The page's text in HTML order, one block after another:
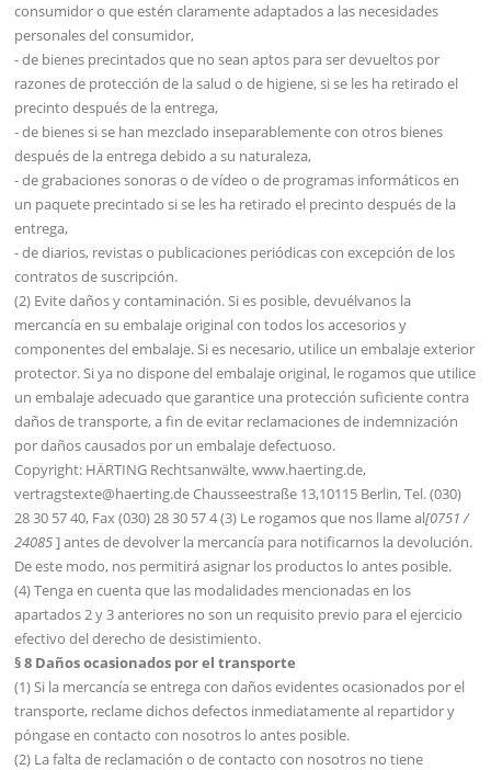
consumidor o que estén claramente adaptados a las necesidades
personales del consumidor,
- de bienes precintados que no sean aptos para ser devueltos por
razones de protección de la salud o de higiene, si se les ha retirado el
precinto después de la entrega,
- de bienes si se han mezclado inseparablemente con otros bienes
después de la entrega debido a su naturaleza,
- de grabaciones sonoras o de vídeo o de programas informáticos en
un paquete precintado si se les ha retirado el precinto después de la
entrega,
- de diarios, revistas o publicaciones periódicas con excepción de los
contratos de suscripción.
(2) Evite daños y contaminación. Si es posible, devuélvanos la
mercancía en su embalaje original con todos los accesorios y
componentes del embalaje. Si es necesario, utilice un embalaje exterior
protector. Si ya no dispone del embalaje original, le rogamos que utilice
un embalaje adecuado que garantice una protección suficiente contra
daños de transporte, a fin de evitar reclamaciones de indemnización
por daños causados por un embalaje defectuoso.
Copyright: HÄRTING Rechtsanwälte, www.haerting.de,
vertragstexte@haerting.de Chausseestraße 13,10115 Berlin, Tel. (030)
28 30 57 40, Fax (030) 28 30 57 4 (3) Le rogamos que nos llame al[0751 /
24085] antes de devolver la mercancía para notificarnos la devolución.
De este modo, nos permitirá asignar los productos lo antes posible.
(4) Tenga en cuenta que las modalidades mencionadas en los
apartados 2 y 3 anteriores no son un requisito previo para el ejercicio
efectivo del derecho de desistimiento.
§ 8 Daños ocasionados por el transporte
(1) Si la mercancía se entrega con daños evidentes ocasionados por el
transporte, reclame dichos defectos inmediatamente al repartidor y
póngase en contacto con nosotros lo antes posible.
(2) La falta de reclamación o de contacto con nosotros no tiene